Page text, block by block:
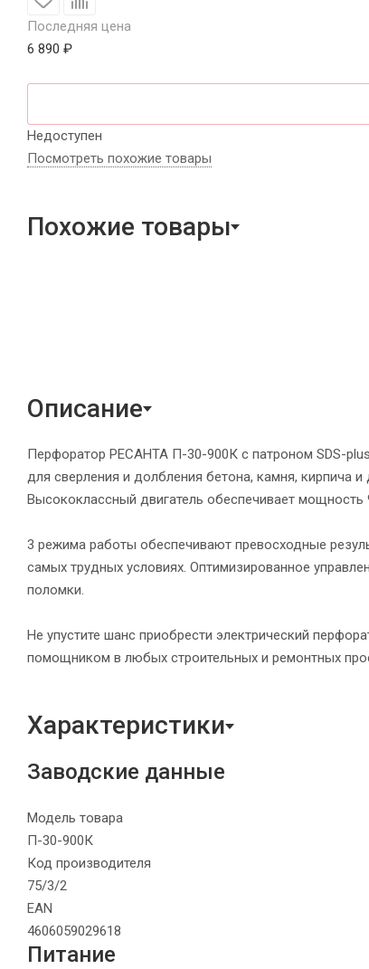
Последняя цена
6 890 ₽
Недоступен
Посмотреть похожие товары
Похожие товары
Описание
Перфоратор РЕСАНТА П-30-900К с патроном SDS-
для сверления и долбления бетона, камня, кирпича
Высококлассный двигатель обеспечивает мощность
3 режима работы обеспечивают превосходные
самых трудных условиях. Оптимизированное
поломки.
Не упустите шанс приобрести электрический
помощником в любых строительных и ремонтных
Характеристики
Заводские данные
Модель товара
П-30-900К
Код производителя
75/3/2
EAN
4606059029618
Питание